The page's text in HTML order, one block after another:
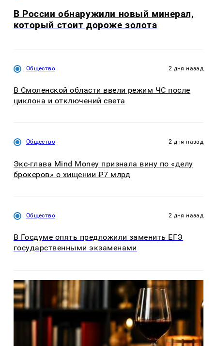
В России обнаружили новый минерал,
который стоит дороже золота
Общество 2 дня назад
В Смоленской области ввели режим ЧС после
циклона и отключений света
Общество 2 дня назад
Экс-глава Mind Money признала вину по «делу
брокеров» о хищении ₽7 млрд
Общество 2 дня назад
В Госдуме опять предложили заменить ЕГЭ
государственными экзаменами